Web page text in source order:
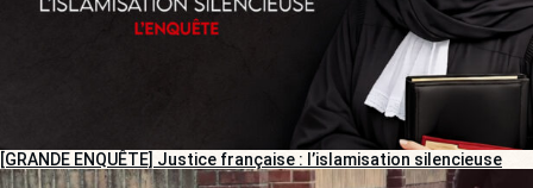
[GRANDE ENQUÊTE] Justice française : l’islamisation silencieuse